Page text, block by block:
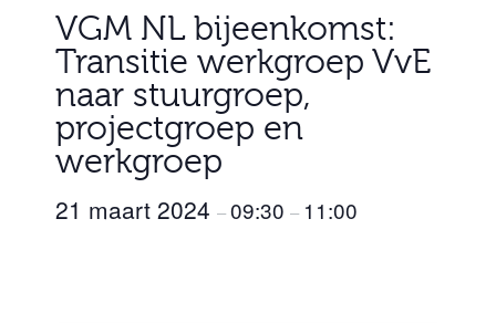
VGM NL bijeenkomst:
Transitie werkgroep VvE
naar stuurgroep,
projectgroep en
werkgroep
21 maart 2024 –09:30 – 11:00